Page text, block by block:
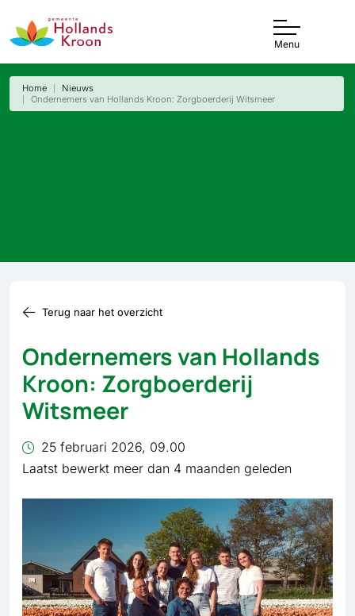
Menu
Home
Nieuws
Ondernemers van Hollands Kroon: Zorgboerderij Witsmeer
Terug naar het overzicht
Ondernemers van Hollands
Kroon: Zorgboerderij
Witsmeer
25 februari 2026, 09.00
Laatst bewerkt meer dan 4 maanden geleden